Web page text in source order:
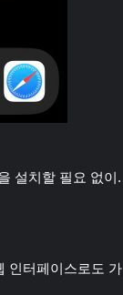
설치할 필요 없이.
인터페이스로도 가